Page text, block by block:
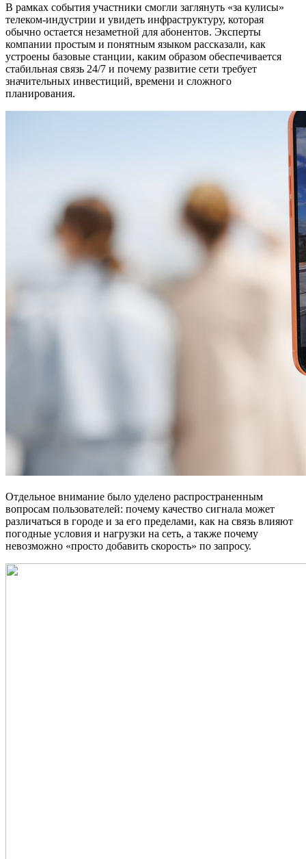
В рамках события участники смогли заглянуть «за кулисы»
телеком-индустрии и увидеть инфраструктуру, которая
обычно остается незаметной для абонентов. Эксперты
компании простым и понятным языком рассказали, как
устроены базовые станции, каким образом обеспечивается
стабильная связь 24/7 и почему развитие сети требует
значительных инвестиций, времени и сложного
планирования.
Отдельное внимание было уделено распространенным
вопросам пользователей: почему качество сигнала может
различаться в городе и за его пределами, как на связь влияют
погодные условия и нагрузки на сеть, а также почему
невозможно «просто добавить скорость» по запросу.